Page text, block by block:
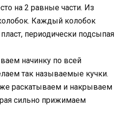
на 2 равные части. Из
Каждый колобок
периодически подсыпая
начинку по всей
так называемые кучки.
раскатываем и накрываем
сильно прижимаем